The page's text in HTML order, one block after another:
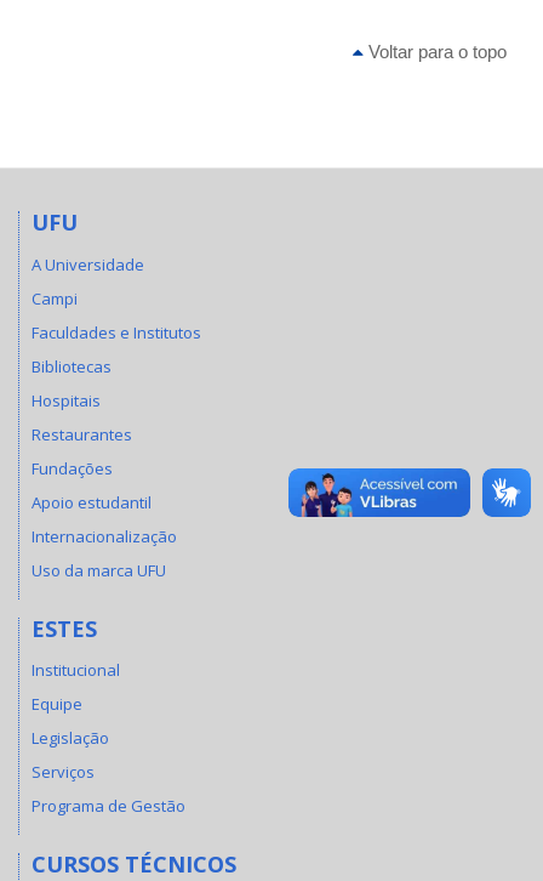
Voltar para o topo
UFU
A Universidade
Campi
Faculdades e Institutos
Bibliotecas
Hospitais
Restaurantes
Fundações
Apoio estudantil
Internacionalização
Uso da marca UFU
ESTES
Institucional
Equipe
Legislação
Serviços
Programa de Gestão
CURSOS TÉCNICOS